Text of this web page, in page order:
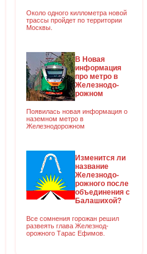
Около одного киллометра новой
трассы пройдет по территории
Москвы.
В Новая
информация
про метро в
Железнодо-
рожном
Появилась новая информация о
наземном метро в
Железнодорожном
Изменится ли
название
Железнодо-
рожного после
объединения с
Балашихой?
Все сомнения горожан решил
развеять глава Железнод-
орожного Тарас Ефимов.